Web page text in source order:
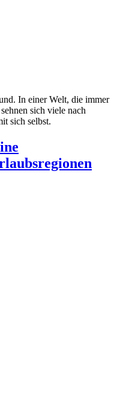
In einer Welt, die immer
sich viele nach
sich selbst.